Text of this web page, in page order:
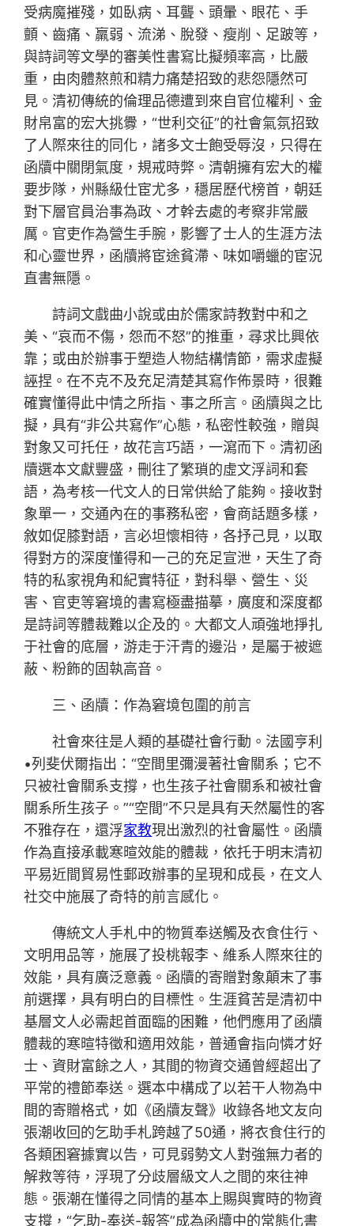
受病魔摧殘，如臥病、耳聾、頭暈、眼花、手
顫、齒痛、羸弱、流涕、脫發、瘦削、足跛等，
與詩詞等文學的審美性書寫比擬頻率高，比嚴
重，由肉體熬煎和精力痛楚招致的悲怨隱然可
見。清初傳統的倫理品德遭到來自官位權利、金
財帛富的宏大挑釁，“世利交征”的社會氣氛招致
了人際來往的同化，諸多文士飽受辱沒，只得在
函牘中關閉氣度，規戒時弊。清朝擁有宏大的權
要步隊，州縣級仕宦尤多，穩居歷代榜首，朝廷
對下層官員治事為政、才幹去處的考察非常嚴
厲。官吏作為營生手腕，影響了士人的生涯方法
和心靈世界，函牘將宦途貧滯、味如嚼蠟的宦況
直書無隱。
詩詞文戲曲小說或由於儒家詩教對中和之
美、“哀而不傷，怨而不怒”的推重，尋求比興依
靠；或由於辦事于塑造人物結構情節，需求虛擬
誣捏。在不克不及充足清楚其寫作佈景時，很難
確實懂得此中情之所指、事之所言。函牘與之比
擬，具有“非公共寫作”心態，私密性較強，贈與
對象又可托任，故花言巧語，一瀉而下。清初函
牘選本文獻豐盛，刪往了繁瑣的虛文浮詞和套
語，為考核一代文人的日常供給了能夠。接收對
象單一，交通內在的事務私密，會商話題多樣，
敘如促膝對語，言必坦懷相待，各抒己見，以取
得對方的深度懂得和一己的充足宣泄，天生了奇
特的私家視角和紀實特征，對科舉、營生、災
害、官吏等窘境的書寫極盡描摹，廣度和深度都
是詩詞等體裁難以企及的。大都文人頑強地掙扎
于社會的底層，游走于汗青的邊沿，是屬于被遮
蔽、粉飾的固執高音。
三、函牘：作為窘境包圍的前言
社會來往是人類的基礎社會行動。法國亨利
•列斐伏爾指出：“空間里彌漫著社會關系；它不
只被社會關系支撐，也生孩子社會關系和被社會
關系所生孩子。”“空間”不只是具有天然屬性的客
不雅存在，還浮家教現出激烈的社會屬性。函牘
作為直接承載寒暄效能的體裁，依托于明末清初
平易近間貿易性郵政辦事的呈現和成長，在文人
社交中施展了奇特的前言感化。
傳統文人手札中的物質奉送觸及衣食住行、
文明用品等，施展了投桃報李、維系人際來往的
效能，具有廣泛意義。函牘的寄贈對象顛末了事
前選擇，具有明白的目標性。生涯貧苦是清初中
基層文人必需起首面臨的困難，他們應用了函牘
體裁的寒暄特徵和適用效能，普通會指向憐才好
士、資財富餘之人，其間的物資交通曾經超出了
平常的禮節奉送。選本中構成了以若干人物為中
間的寄贈格式，如《函牘友聲》收錄各地文友向
張潮收回的乞助手札跨越了50通，將衣食住行的
各類困窘據實以告，可見弱勢文人對強無力者的
解救等待，浮現了分歧層級文人之間的來往神
態。張潮在懂得之同情的基本上賜與實時的物資
支撐，“乞助-奉送-報答”成為函牘中的常態化書